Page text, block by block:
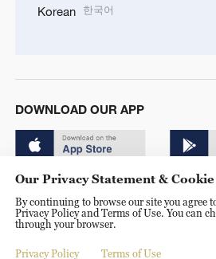
Korean 한국어
DOWNLOAD OUR APP
© China Radio International.CRI. All
Shijingshan Road, Beijing, China.
Our Privacy Statement &
By continuing to browse our site you agree
Privacy Policy and Terms of Use. You can
through your browser.
Privacy Policy Terms of Use